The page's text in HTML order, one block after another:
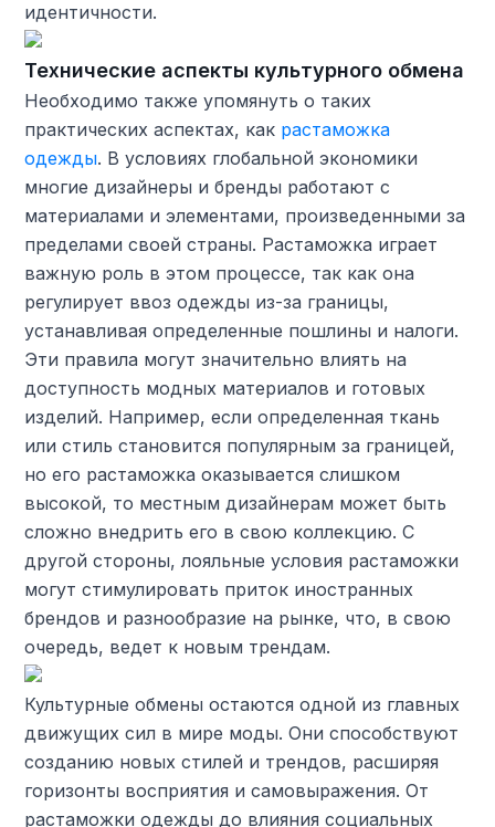
идентичности.
Технические аспекты культурного обмена
Необходимо также упомянуть о таких
практических аспектах, как растаможка
одежды. В условиях глобальной экономики
многие дизайнеры и бренды работают с
материалами и элементами, произведенными за
пределами своей страны. Растаможка играет
важную роль в этом процессе, так как она
регулирует ввоз одежды из-за границы,
устанавливая определенные пошлины и налоги.
Эти правила могут значительно влиять на
доступность модных материалов и готовых
изделий. Например, если определенная ткань
или стиль становится популярным за границей,
но его растаможка оказывается слишком
высокой, то местным дизайнерам может быть
сложно внедрить его в свою коллекцию. С
другой стороны, лояльные условия растаможки
могут стимулировать приток иностранных
брендов и разнообразие на рынке, что, в свою
очередь, ведет к новым трендам.
Культурные обмены остаются одной из главных
движущих сил в мире моды. Они способствуют
созданию новых стилей и трендов, расширяя
горизонты восприятия и самовыражения. От
растаможки одежды до влияния социальных